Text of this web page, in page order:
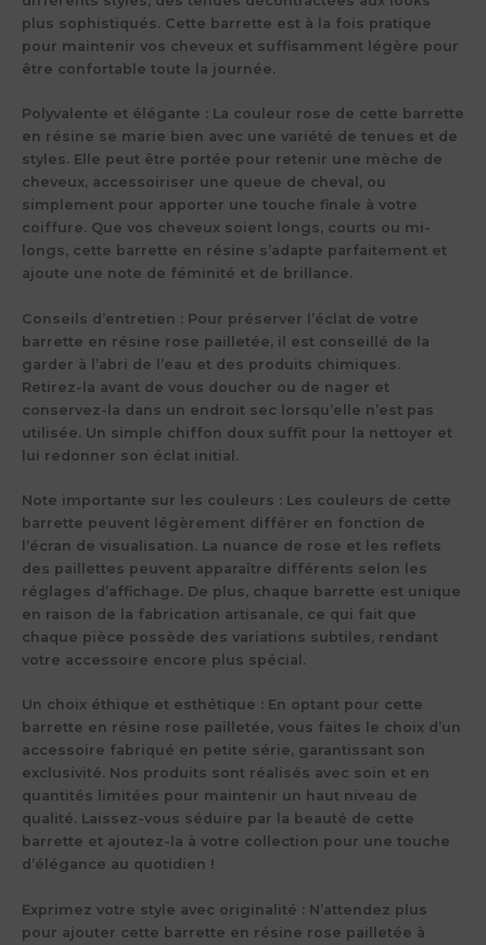
plus sophistiqués. Cette barrette est à la fois pratique
pour maintenir vos cheveux et suffisamment légère pour
être confortable toute la journée.
Polyvalente et élégante : La couleur rose de cette barrette
en résine se marie bien avec une variété de tenues et de
styles. Elle peut être portée pour retenir une mèche de
cheveux, accessoiriser une queue de cheval, ou
simplement pour apporter une touche finale à votre
coiffure. Que vos cheveux soient longs, courts ou mi-
longs, cette barrette en résine s’adapte parfaitement et
ajoute une note de féminité et de brillance.
Conseils d’entretien : Pour préserver l’éclat de votre
barrette en résine rose pailletée, il est conseillé de la
garder à l’abri de l’eau et des produits chimiques.
Retirez-la avant de vous doucher ou de nager et
conservez-la dans un endroit sec lorsqu’elle n’est pas
utilisée. Un simple chiffon doux suffit pour la nettoyer et
lui redonner son éclat initial.
Note importante sur les couleurs : Les couleurs de cette
barrette peuvent légèrement différer en fonction de
l’écran de visualisation. La nuance de rose et les reflets
des paillettes peuvent apparaître différents selon les
réglages d’affichage. De plus, chaque barrette est unique
en raison de la fabrication artisanale, ce qui fait que
chaque pièce possède des variations subtiles, rendant
votre accessoire encore plus spécial.
Un choix éthique et esthétique : En optant pour cette
barrette en résine rose pailletée, vous faites le choix d’un
accessoire fabriqué en petite série, garantissant son
exclusivité. Nos produits sont réalisés avec soin et en
quantités limitées pour maintenir un haut niveau de
qualité. Laissez-vous séduire par la beauté de cette
barrette et ajoutez-la à votre collection pour une touche
d’élégance au quotidien !
Exprimez votre style avec originalité : N’attendez plus
pour ajouter cette barrette en résine rose pailletée à